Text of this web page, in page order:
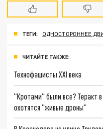
ТЕГИ: ОДНОСТОРОННЕЕ
ЧИТАЙТЕ ТАКЖЕ:
Технофашисты XXI века
"Кротами" были все? Теракт
охотятся "живые дроны"